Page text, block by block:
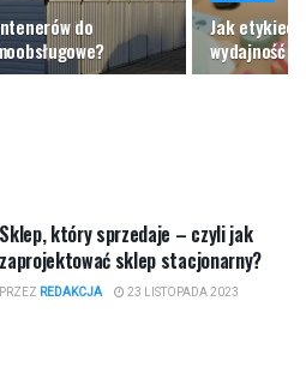
do
Jak
wydajność
Sklep, który sprzedaje – czyli jak
zaprojektować sklep stacjonarny?
PRZEZ REDAKCJA 23 LISTOPADA 2023